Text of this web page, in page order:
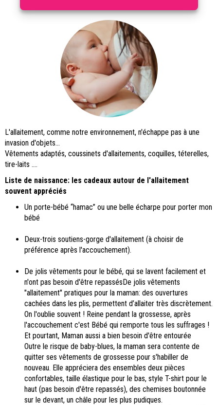
L'allaitement, comme notre environnement, n'échappe pas à une
invasion d'objets...
Vêtements adaptés, coussinets d'allaitements, coquilles, téterelles,
tire-laits ....
Liste de naissance: les cadeaux autour de l'allaitement
souvent appréciés
Un porte-bébé “hamac” ou une belle écharpe pour porter mon
bébé
Deux-trois soutiens-gorge d'allaitement (à choisir de
préférence après l'accouchement).
De jolis vêtements pour le bébé, qui se lavent facilement et
n'ont pas besoin d'être repassésDe jolis vêtements
"allaitement" pratiques pour la maman: des ouvertures
cachées dans les plis, permettent d’allaiter très discrètement.
On l'oublie souvent ! Reine pendant la grossesse, après
l'accouchement c'est Bébé qui remporte tous les suffrages !
Et pourtant, Maman aussi a bien besoin d'être entourée
Outre le risque de baby-blues, la maman sera contente de
quitter ses vêtements de grossesse pour s'habiller de
nouveau. Elle appréciera des ensembles deux pièces
confortables, taille élastique pour le bas, style T-shirt pour le
haut (pas besoin d'être repassés), des chemises boutonnée
sur le devant, un châle pour les plus pudiques.